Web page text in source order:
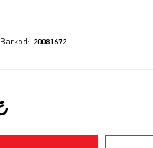
Barkod 20081672